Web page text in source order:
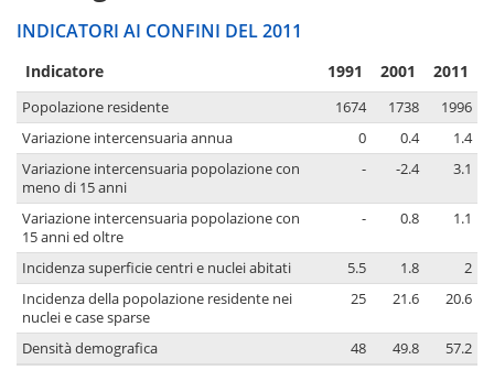
INDICATORI AI CONFINI DEL 2011
Indicatore 1991 2001 2011
Popolazione residente 1674 1738
1996
Variazione intercensuaria annua
0 0.4
1.4
Variazione intercensuaria popolazione con
meno di 15 anni
- -2.4 3.1
Variazione intercensuaria popolazione con
15 anni ed oltre
- 0.8 1.1
Incidenza superficie centri e nuclei abitati 5.5 1.8
2
Incidenza della popolazione residente nei
nuclei e case sparse
25 21.6 20.6
Densità demografica 48 49.8 57.2